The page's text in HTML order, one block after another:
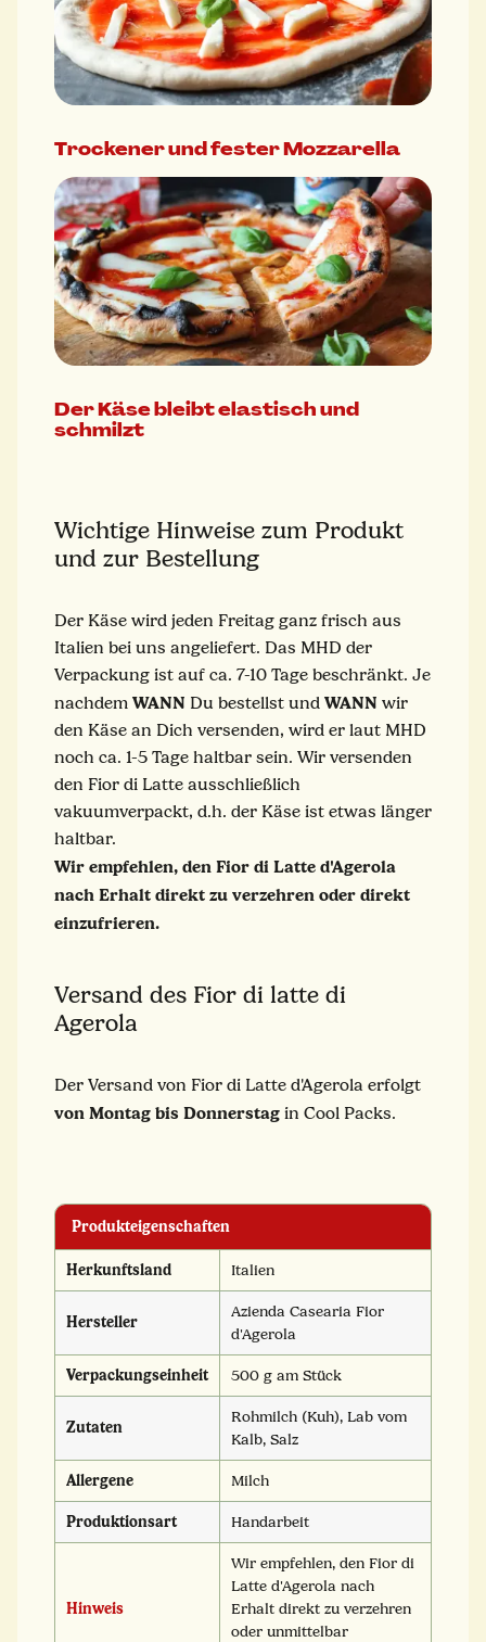
Trockener und fester Mozzarella
Der Käse bleibt elastisch und
schmilzt
Wichtige Hinweise zum Produkt
und zur Bestellung
Der Käse wird jeden Freitag ganz frisch aus
Italien bei uns angeliefert. Das MHD der
Verpackung ist auf ca. 7-10 Tage beschränkt. Je
nachdem WANN Du bestellst und WANN wir
den Käse an Dich versenden, wird er laut MHD
noch ca. 1-5 Tage haltbar sein. Wir versenden
den Fior di Latte ausschließlich
vakuumverpackt, d.h. der Käse ist etwas länger
haltbar.
Wir empfehlen, den Fior di Latte d'Agerola
nach Erhalt direkt zu verzehren oder direkt
einzufrieren.
Versand des Fior di latte di
Agerola
Der Versand von Fior di Latte d'Agerola erfolgt
von Montag bis Donnerstag in Cool Packs.
Produkteigenschaften
Herkunftsland Italien
Hersteller
Azienda Casearia Fior
d'Agerola
Verpackungseinheit 500 g am Stück
Zutaten
Rohmilch (Kuh), Lab vom
Kalb, Salz
Allergene Milch
Produktionsart Handarbeit
Hinweis
Wir empfehlen, den Fior di
Latte d'Agerola nach
Erhalt direkt zu verzehren
oder unmittelbar